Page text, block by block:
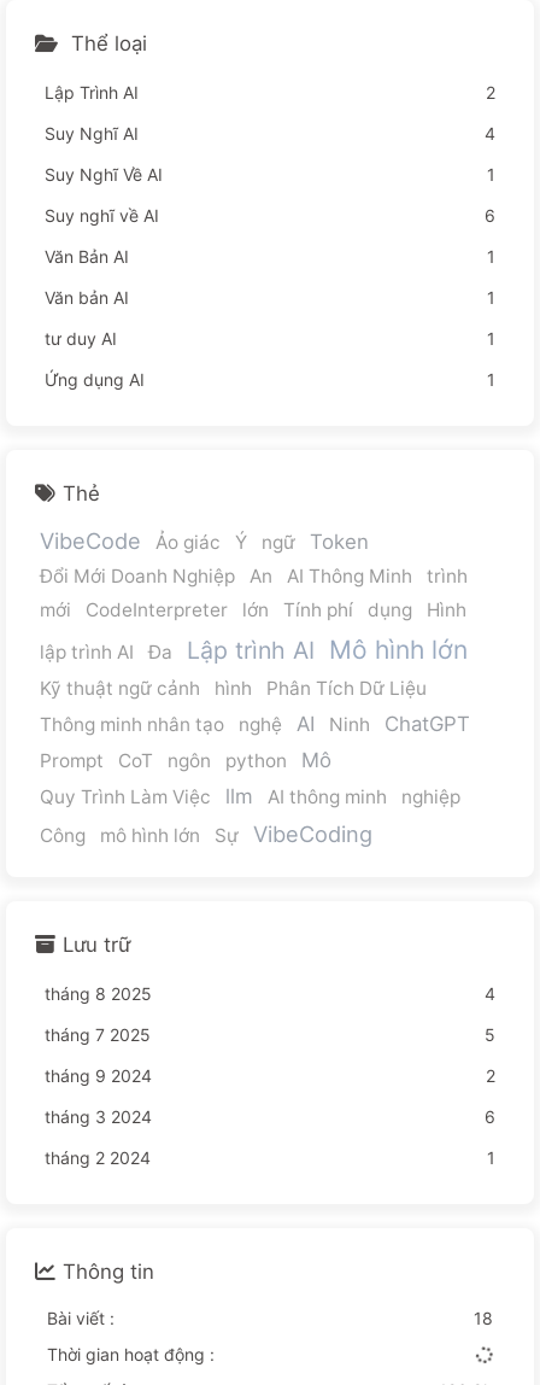
Thể loại
Lập Trình AI
2
Suy Nghĩ AI
4
Suy Nghĩ Về AI
1
Suy nghĩ về AI
6
Văn Bản AI
1
Văn bản AI
1
tư duy AI
1
Ứng dụng AI
1
Thẻ
VibeCode Ảo giác Ý ngữ Token
Đổi Mới Doanh Nghiệp An AI Thông Minh
trình
mới
CodeInterpreter lớn Tính phí dụng
Hình
lập trình AI
Đa Lập trình AI Mô hình lớn
Kỹ thuật ngữ cảnh hình
Phân Tích Dữ Liệu
Thông minh nhân tạo
nghệ AI Ninh ChatGPT
Prompt CoT ngôn python Mô
Quy Trình Làm Việc llm AI thông minh
nghiệp
Công
mô hình lớn Sự VibeCoding
Lưu trữ
tháng 8 2025
4
tháng 7 2025
5
tháng 9 2024
2
tháng 3 2024
6
tháng 2 2024
1
Thông tin
Bài viết :
18
Thời gian hoạt động :